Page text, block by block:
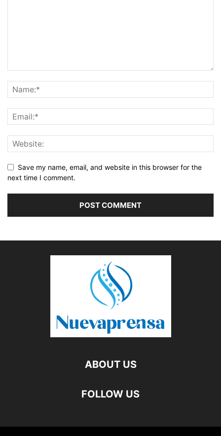
Save my name, email, and website in this browser for the
next time I comment.
ABOUT US
FOLLOW US